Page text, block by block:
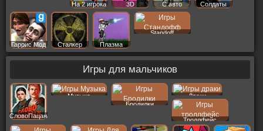
На 2 игрока
3D С авто Солдаты
Гаррис Мод Сталкер Плазма
Standoff
Игры для мальчиков
СловоПацана
Музыка
Бродилки
Драки
Троллфейс